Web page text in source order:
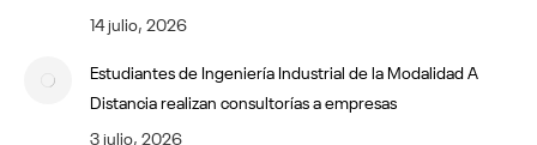
14 julio, 2026
Estudiantes de Ingeniería Industrial de la Modalidad A
Distancia realizan consultorías a empresas
3 julio, 2026